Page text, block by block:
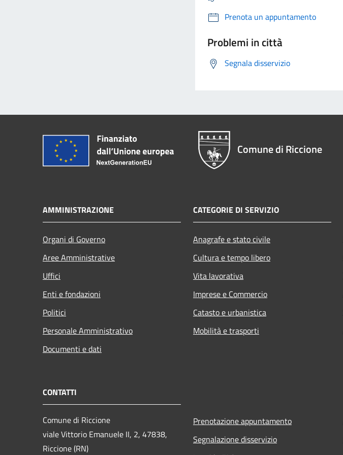
Prenota un appuntamento
Problemi in città
Segnala disservizio
Comune di Riccione
AMMINISTRAZIONE
Organi di Governo
Aree Amministrative
Uffici
Enti e fondazioni
Politici
Personale Amministrativo
Documenti e dati
CATEGORIE DI SERVIZIO
Anagrafe e stato civile
Cultura e tempo libero
Vita lavorativa
Imprese e Commercio
Catasto e urbanistica
Mobilità e trasporti
CONTATTI
Comune di Riccione
viale Vittorio Emanuele II, 2, 47838,
Riccione (RN)
Prenotazione appuntamento
Segnalazione disservizio